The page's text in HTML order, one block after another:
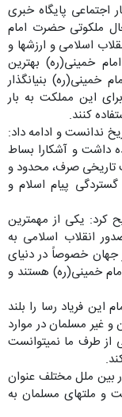
اجتماعی پایگاه خبری
ملکوتی حضرت امام
اسلامی و ارزشها و
خمینی(ره) بهترین
خمینی(ره) بنیانگذار
این مملکت به بار
کنند.
ندانست و ادامه داد:
داشت و آشکارا بساط
تاریخی صرف، محدود و
پیام اسلام و
کرد: یکی از مهمترین
انقلاب اسلامی به
جهان خصوصاً در دنیای
خمینی(ره) هستند و
این فریاد رسا را بلند
و غیر مسلمان در موارد
از طرف ما نمیتوانست
بین ملل مختلف عنوان
و ملتهای مسلمان به